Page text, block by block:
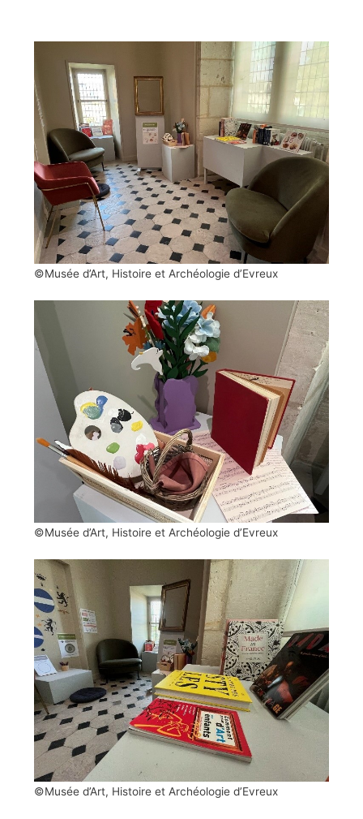
©Musée d’Art, Histoire et Archéologie d’Evreux
©Musée d’Art, Histoire et Archéologie d’Evreux
©Musée d’Art, Histoire et Archéologie d’Evreux